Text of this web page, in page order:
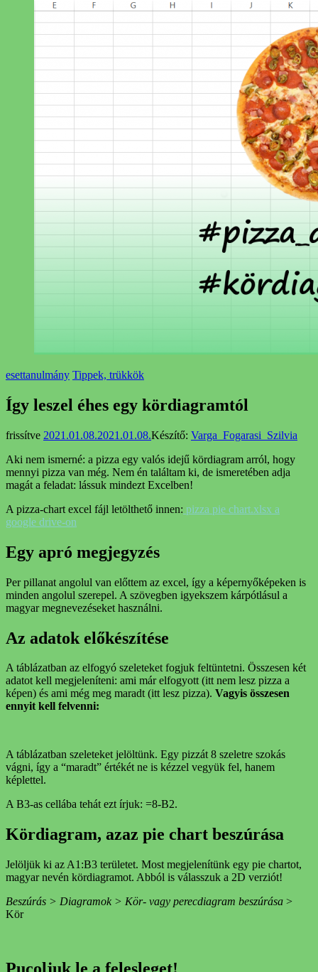
esettanulmány Tippek, trükkök
Így leszel éhes egy kördiagramtól
frissítve 2021.01.08.2021.01.08.Készítő: Varga_Fogarasi_Szilvia
Aki nem ismerné: a pizza egy valós idejű kördiagram arról, hogy
mennyi pizza van még. Nem én találtam ki, de ismeretében adja
magát a feladat: lássuk mindezt Excelben!
A pizza-chart excel fájl letölthető innen: pizza pie chart.xlsx a
google drive-on
Egy apró megjegyzés
Per pillanat angolul van előttem az excel, így a képernyőképeken is
minden angolul szerepel. A szövegben igyekszem kárpótlásul a
magyar megnevezéseket használni.
Az adatok előkészítése
A táblázatban az elfogyó szeleteket fogjuk feltüntetni. Összesen két
adatot kell megjeleníteni: ami már elfogyott (itt nem lesz pizza a
képen) és ami még meg maradt (itt lesz pizza). Vagyis összesen
ennyit kell felvenni:
A táblázatban szeleteket jelöltünk. Egy pizzát 8 szeletre szokás
vágni, így a “maradt” értékét ne is kézzel vegyük fel, hanem
képlettel.
A B3-as cellába tehát ezt írjuk: =8-B2.
Kördiagram, azaz pie chart beszúrása
Jelöljük ki az A1:B3 területet. Most megjelenítünk egy pie chartot,
magyar nevén kördiagramot. Abból is válasszuk a 2D verziót!
Beszúrás > Diagramok > Kör- vagy perecdiagram beszúrása >
Kör